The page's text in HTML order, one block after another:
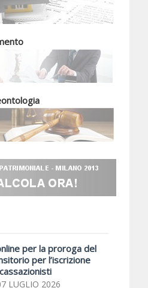
per la proroga del
per l’iscrizione
LUGLIO 2026